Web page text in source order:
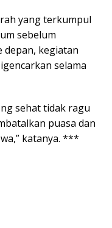
yang terkumpul
sebelum
depan, kegiatan
selama
sehat tidak ragu
puasa dan
katanya. ***